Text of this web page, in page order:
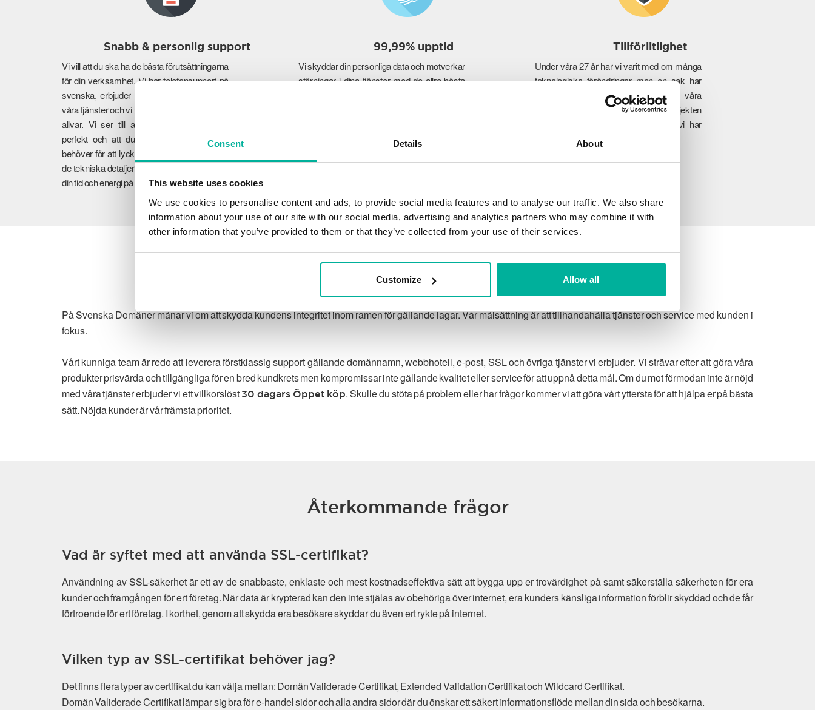
Consent Details About
This website uses cookies
We use cookies to personalise content and ads, to provide social media features and to analyse our traffic. We also share
information about your use of our site with our social media, advertising and analytics partners who may combine it with
other information that you’ve provided to them or that they’ve collected from your use of their services.
Customize Allow all
Snabb & personlig support
Vi vill att du ska ha de bästa förutsättningarna
för din verksamhet. Vi har telefonsupport på
svenska, erbjuder 30 dagars öppet köp på
våra tjänster och vi tar er feedback på största
allvar. Vi ser till att dina tjänster fungerar
perfekt och att du får den vägledning du
behöver för att lyckas online. Vi tar hand om
de tekniska detaljerna så att du kan fokusera
din tid och energi på din verksamhet.
99,99% upptid
Vi skyddar din personliga data och motverkar
störningar i dina tjänster med de allra bästa
tekniska plattform är optimerad för hastighet,
skalbarhet och stabilitet med 99,9% upptid
Tillförlitlighet
Under våra 27 år har vi varit med om många
teknologiska förändringar men en sak har
aldrig förändrats, engagemanget i våra
kunders framgång. Från de minsta projekten
till fullskaliga företagsverksamheter, vi har
tjänsten som passar er perfekt.
Vår garanti
På Svenska Domäner månar vi om att skydda kundens integritet inom ramen för gällande lagar. Vår målsättning är att tillhandahålla tjänster och service med kunden i
fokus.
Vårt kunniga team är redo att leverera förstklassig support gällande domännamn, webbhotell, e-post, SSL och övriga tjänster vi erbjuder. Vi strävar efter att göra våra
produkter prisvärda och tillgängliga för en bred kundkrets men kompromissar inte gällande kvalitet eller service för att uppnå detta mål. Om du mot förmodan inte är nöjd
med våra tjänster erbjuder vi ett villkorslöst30 dagars Öppet köp. Skulle du stöta på problem eller har frågor kommer vi att göra vårt yttersta för att hjälpa er på bästa
sätt. Nöjda kunder är vår främsta prioritet.
Återkommande frågor
Vad är syftet med att använda SSL-certifikat?
Användning av SSL-säkerhet är ett av de snabbaste, enklaste och mest kostnadseffektiva sätt att bygga upp er trovärdighet på samt säkerställa säkerheten för era
kunder och framgången för ert företag. När data är krypterad kan den inte stjälas av obehöriga över internet, era kunders känsliga information förblir skyddad och de får
förtroende för ert företag. I korthet, genom att skydda era besökare skyddar du även ert rykte på internet.
Vilken typ av SSL-certifikat behöver jag?
Det finns flera typer av certifikat du kan välja mellan: Domän Validerade Certifikat, Extended Validation Certifikat och Wildcard Certifikat.
Domän Validerade Certifikat lämpar sig bra för e-handel sidor och alla andra sidor där du önskar ett säkert informationsflöde mellan din sida och besökarna.